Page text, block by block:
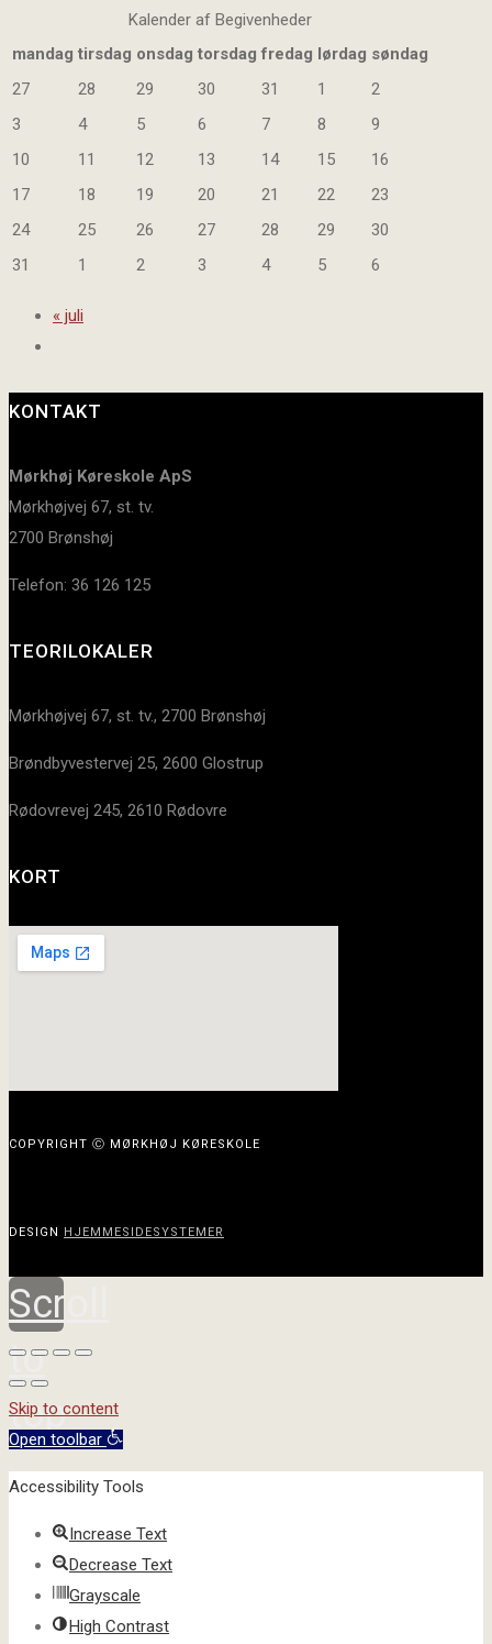
Kalender af Begivenheder
mandag tirsdag onsdag torsdag fredag lørdag søndag
27
28 29 30 31 1
2
3
4 5 6 7 8
9
10
11 12 13 14 15
16
17
18 19 20 21 22
23
24
25 26 27 28 29
30
31
1 2 3 4 5 6
« juli
KONTAKT
Mørkhøj Køreskole ApS
Mørkhøjvej 67, st. tv.
2700 Brønshøj
Telefon: 36 126 125
TEORILOKALER
Mørkhøjvej 67, st. tv., 2700 Brønshøj
Brøndbyvestervej 25, 2600 Glostrup
Rødovrevej 245, 2610 Rødovre
KORT
COPYRIGHT Ⓒ MØRKHØJ KØRESKOLE
DESIGN HJEMMESIDESYSTEMER
Scroll
to
top
Skip to content
Open toolbar
Accessibility Tools
Increase Text
Decrease Text
Grayscale
High Contrast